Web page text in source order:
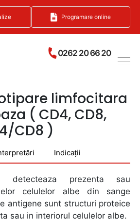
0262 20 66 20
Programare online
limfocitara
( CD4, CD8,
CD8 )
Indicații
detecteaza prezenta sau
celulelor albe din sange
antigene sunt structuri proteice
sau in interiorul celulelor albe.